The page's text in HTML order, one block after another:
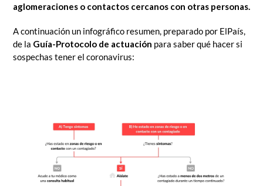
aglomeraciones o contactos cercanos con otras personas.
A continuación un infográfico resumen, preparado por ElPaís,
de la Guía-Protocolo de actuación para saber qué hacer si
sospechas tener el coronavirus: